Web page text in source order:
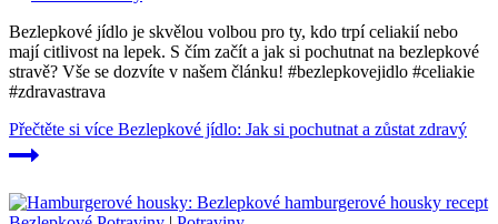
Bezlepkové jídlo je skvělou volbou pro ty, kdo trpí celiakií nebo
mají citlivost na lepek. S čím začít a jak si pochutnat na bezlepkové
stravě? Vše se dozvíte v našem článku! #bezlepkovejidlo #celiakie
#zdravastrava
Přečtěte si více Bezlepkové jídlo: Jak si pochutnat a zůstat zdravý